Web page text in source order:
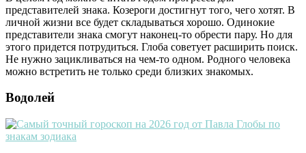
представителей знака. Козероги достигнут того, чего хотят. В
личной жизни все будет складываться хорошо. Одинокие
представители знака смогут наконец-то обрести пару. Но для
этого придется потрудиться. Глоба советует расширить поиск.
Не нужно зацикливаться на чем-то одном. Родного человека
можно встретить не только среди близких знакомых.
Водолей